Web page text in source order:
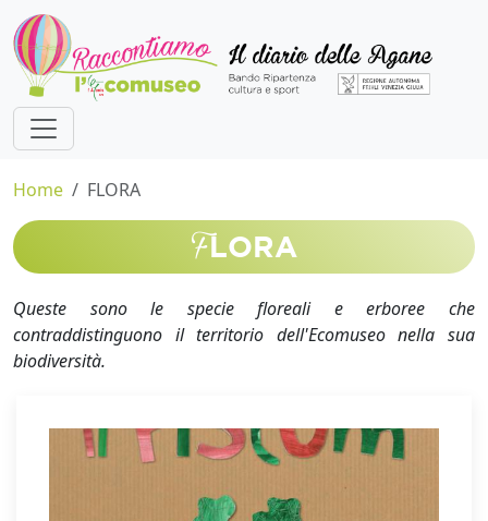
Home FLORA
F LORA
Queste sono le specie floreali e erboree che
contraddistinguono il territorio dell'Ecomuseo nella sua
biodiversità.